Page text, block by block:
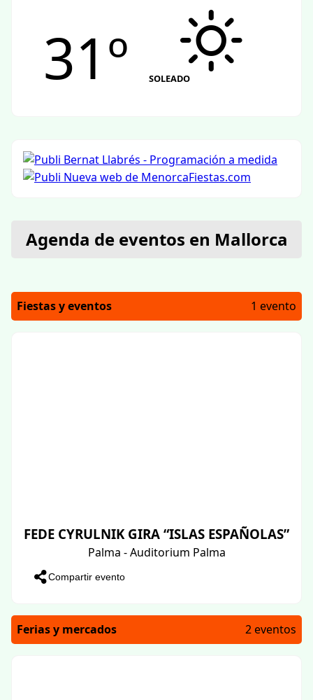
31º SOLEADO
Agenda de eventos en Mallorca
Fiestas y eventos 1 evento
FEDE CYRULNIK GIRA “ISLAS ESPAÑOLAS”
Palma - Auditorium Palma
Compartir evento
Ferias y mercados 2 eventos